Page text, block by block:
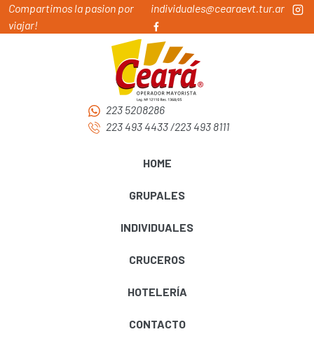
Compartimos la pasion por
viajar!
individuales@cearaevt.tur.ar
223 5208286
223 493 4433/223 493 8111
HOME
GRUPALES
INDIVIDUALES
CRUCEROS
HOTELERÍA
CONTACTO